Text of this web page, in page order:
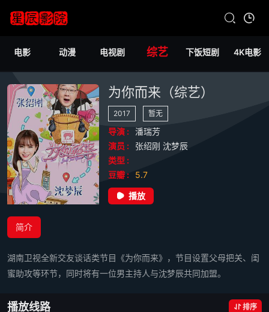
电影 动漫 电视剧 综艺 下饭短剧 4K电影
为你而来（综艺）
2017 暂无
导演 :
潘瑞芳
演员 :
张绍刚 沈梦辰
类型 :
豆瓣 :
5.7
播放
简介
湖南卫视全新交友谈话类节目《为你而来》，节目设置父母把关、闺
蜜助攻等环节，同时将有一位男主持人与沈梦辰共同加盟。
播放线路 排序